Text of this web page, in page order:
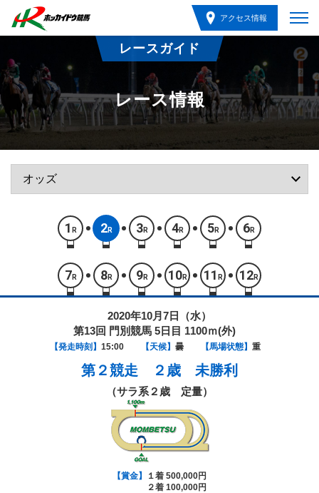
アクセス情報
レースガイド
レース情報
1 R 2R 3R 4R 5R 6R
7 R 8R 9R 10R 11 R 12R
2020年10月7日（水）
第13回 門別競馬 5日目 1100ｍ(外)
【発走時刻】 15:00 【天候】 曇 【馬場状態】 重
第２競走 ２歳 未勝利
（サラ系２歳 定量）
【賞金】
１着 500,000円
２着 100,000円